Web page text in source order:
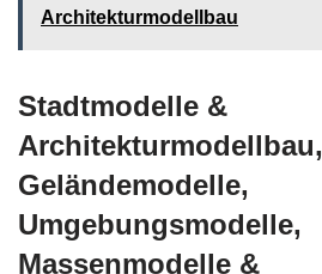
Architekturmodellbau
Stadtmodelle &
Architekturmodellbau,
Geländemodelle,
Umgebungsmodelle,
Massenmodelle &